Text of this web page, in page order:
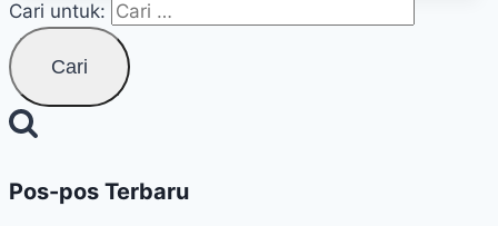
Cari untuk:
Pos-pos Terbaru